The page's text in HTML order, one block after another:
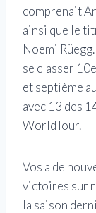
comprenait
ainsi que le
Noemi
se classer
et septième
avec 13 des
WorldTour.
Vos a de
victoires sur
la saison